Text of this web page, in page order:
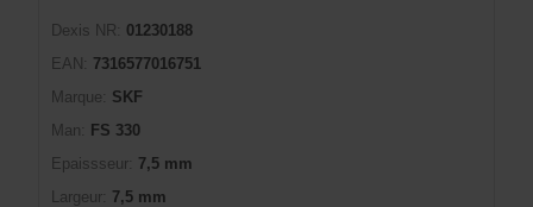
Dexis NR:
01230188
EAN:
7316577016751
Marque:
SKF
Man:
FS 330
Epaissseur: 7,5 mm
Largeur: 7,5 mm